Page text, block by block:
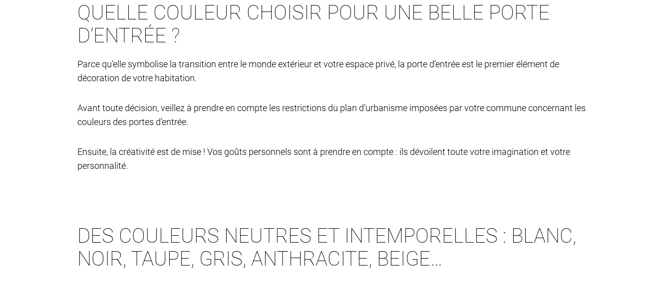
QUELLE COULEUR CHOISIR POUR UNE BELLE PORTE
D’ENTRÉE ?
Parce qu’elle symbolise la transition entre le monde extérieur et votre espace privé, la porte d’entrée est le premier élément de
décoration de votre habitation.
Avant toute décision, veillez à prendre en compte les restrictions du plan d’urbanisme imposées par votre commune concernant les
couleurs des portes d’entrée.
Ensuite, la créativité est de mise ! Vos goûts personnels sont à prendre en compte : ils dévoilent toute votre imagination et votre
personnalité.
DES COULEURS NEUTRES ET INTEMPORELLES : BLANC,
NOIR, TAUPE, GRIS, ANTHRACITE, BEIGE…